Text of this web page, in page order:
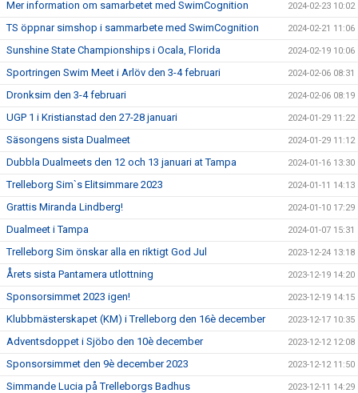
Mer information om samarbetet med SwimCognition 2024-02-23 10:02
TS öppnar simshop i sammarbete med SwimCognition 2024-02-21 11:06
Sunshine State Championships i Ocala, Florida 2024-02-19 10:06
Sportringen Swim Meet i Arlöv den 3-4 februari 2024-02-06 08:31
Dronksim den 3-4 februari 2024-02-06 08:19
UGP 1 i Kristianstad den 27-28 januari 2024-01-29 11:22
Säsongens sista Dualmeet 2024-01-29 11:12
Dubbla Dualmeets den 12 och 13 januari at Tampa 2024-01-16 13:30
Trelleborg Sim`s Elitsimmare 2023 2024-01-11 14:13
Grattis Miranda Lindberg! 2024-01-10 17:29
Dualmeet i Tampa 2024-01-07 15:31
Trelleborg Sim önskar alla en riktigt God Jul 2023-12-24 13:18
Årets sista Pantamera utlottning 2023-12-19 14:20
Sponsorsimmet 2023 igen! 2023-12-19 14:15
Klubbmästerskapet (KM) i Trelleborg den 16è december 2023-12-17 10:35
Adventsdoppet i Sjöbo den 10è december 2023-12-12 12:08
Sponsorsimmet den 9è december 2023 2023-12-12 11:50
Simmande Lucia på Trelleborgs Badhus 2023-12-11 14:29